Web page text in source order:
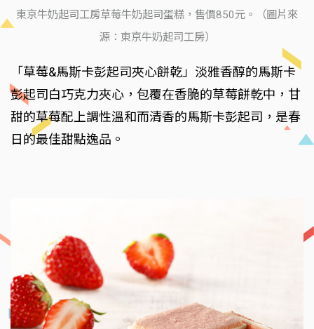
東京牛奶起司工房草莓牛奶起司蛋糕，售價850元。（圖片來
源：東京牛奶起司工房）
「草莓&馬斯卡彭起司夾心餅乾」淡雅香醇的馬斯卡
彭起司白巧克力夾心，包覆在香脆的草莓餅乾中，甘
甜的草莓配上調性溫和而清香的馬斯卡彭起司，是春
日的最佳甜點逸品。